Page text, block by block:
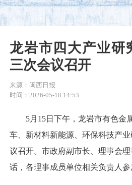
龙岩市四大产业研
三次会议召开
来源：闽西日报
时间：2026-05-18 14:53
5月15日下午，龙岩市有色金
车、新材料新能源、环保科技产
议召开。市政府副市长、理事会
话，各理事成员单位相关负责人参